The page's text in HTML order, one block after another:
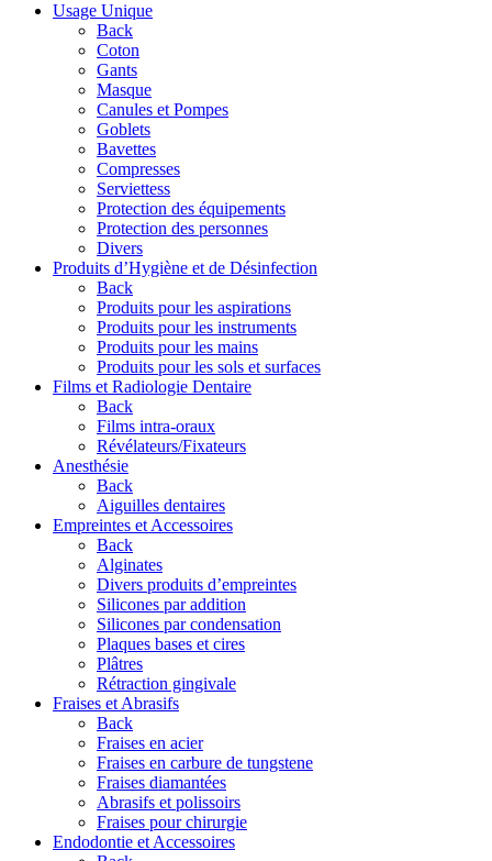
Usage Unique
Back
Coton
Gants
Masque
Canules et Pompes
Goblets
Bavettes
Compresses
Serviettess
Protection des équipements
Protection des personnes
Divers
Produits d’Hygiène et de Désinfection
Back
Produits pour les aspirations
Produits pour les instruments
Produits pour les mains
Produits pour les sols et surfaces
Films et Radiologie Dentaire
Back
Films intra-oraux
Révélateurs/Fixateurs
Anesthésie
Back
Aiguilles dentaires
Empreintes et Accessoires
Back
Alginates
Divers produits d’empreintes
Silicones par addition
Silicones par condensation
Plaques bases et cires
Plâtres
Rétraction gingivale
Fraises et Abrasifs
Back
Fraises en acier
Fraises en carbure de tungstene
Fraises diamantées
Abrasifs et polissoirs
Fraises pour chirurgie
Endodontie et Accessoires